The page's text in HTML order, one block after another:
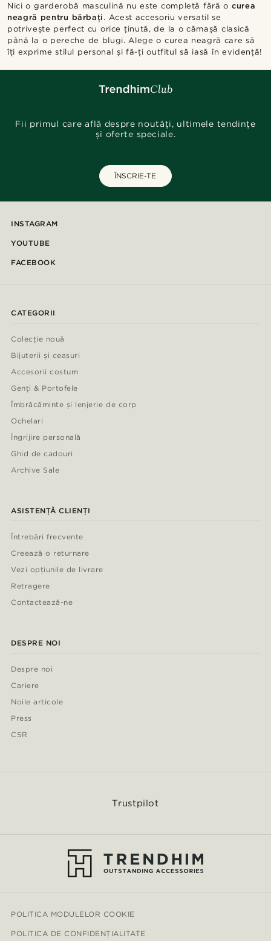
Nici o garderobă masculină nu este completă fără o curea
neagră pentru bărbați . Acest accesoriu versatil se
potrivește perfect cu orice ținută, de la o cămașă clasică
până la o pereche de blugi. Alege o curea neagră care să
îți exprime stilul personal și fă-ți outfitul să iasă în evidență!
Fii primul care află despre noutăți, ultimele tendințe
și oferte speciale.
ÎNSCRIE-TE
INSTAGRAM
YOUTUBE
FACEBOOK
CATEGORII
Colecție nouă
Bijuterii și ceasuri
Accesorii costum
Genți & Portofele
Îmbrăcăminte și lenjerie de corp
Ochelari
Îngrijire personală
Ghid de cadouri
Archive Sale
ASISTENȚĂ CLIENȚI
Întrebări frecvente
Creează o returnare
Vezi opțiunile de livrare
Retragere
Contactează-ne
DESPRE NOI
Despre noi
Cariere
Noile articole
Press
CSR
Trustpilot
POLITICA MODULELOR COOKIE
POLITICA DE CONFIDENȚIALITATE